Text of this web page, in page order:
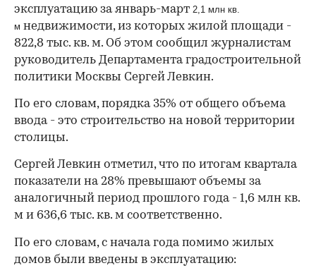
эксплуатацию за январь-март 2,1 млн кв.
м недвижимости, из которых жилой площади -
822,8 тыс. кв. м. Об этом сообщил журналистам
руководитель Департамента градостроительной
политики Москвы Сергей Левкин.
По его словам, порядка 35% от общего объема
ввода - это строительство на новой территории
столицы.
Сергей Левкин отметил, что по итогам квартала
показатели на 28% превышают объемы за
аналогичный период прошлого года - 1,6 млн кв.
м и 636,6 тыс. кв. м соответственно.
По его словам, с начала года помимо жилых
домов были введены в эксплуатацию: